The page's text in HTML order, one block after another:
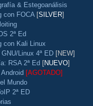
& Estegoanálisis
con FOCA [SILVER]
2ª Ed
con Kali Linux
GNU/Linux 4ª ED [NEW]
RSA 2ª Ed [NUEVO]
[AGOTADO]
Mundo
2ª ED